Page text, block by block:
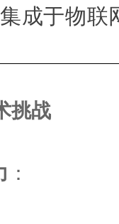
成于物联
挑战
：